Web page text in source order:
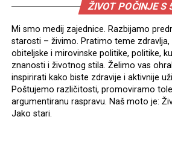
ŽIVOT POČINJE S
Mi smo medij zajednice. Razbijamo
starosti – živimo. Pratimo teme zdravlja,
obiteljske i mirovinske politike, politike,
znanosti i životnog stila. Želimo vas
inspirirati kako biste zdravije i aktivnije
Poštujemo različitosti, promoviramo
argumentiranu raspravu. Naš moto je:
Jako stari.